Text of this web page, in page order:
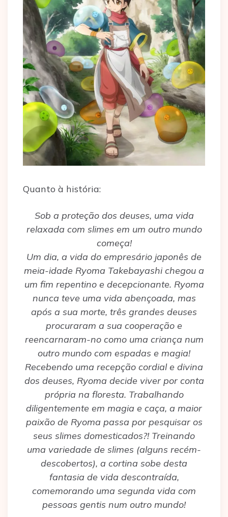
Quanto à história:
Sob a proteção dos deuses, uma vida
relaxada com slimes em um outro mundo
começa!
Um dia, a vida do empresário japonês de
meia-idade Ryoma Takebayashi chegou a
um fim repentino e decepcionante. Ryoma
nunca teve uma vida abençoada, mas
após a sua morte, três grandes deuses
procuraram a sua cooperação e
reencarnaram-no como uma criança num
outro mundo com espadas e magia!
Recebendo uma recepção cordial e divina
dos deuses, Ryoma decide viver por conta
própria na floresta. Trabalhando
diligentemente em magia e caça, a maior
paixão de Ryoma passa por pesquisar os
seus slimes domesticados?! Treinando
uma variedade de slimes (alguns recém-
descobertos), a cortina sobe desta
fantasia de vida descontraída,
comemorando uma segunda vida com
pessoas gentis num outro mundo!